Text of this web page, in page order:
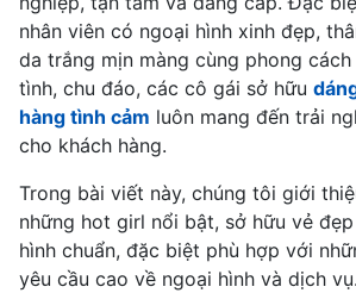
nhân viên có ngoại hình xinh đẹp,
da trắng mịn màng cùng phong
tình, chu đáo, các cô gái sở hữu
hàng tình cảm luôn mang đến trải
cho khách hàng.
Trong bài viết này, chúng tôi giới
những hot girl nổi bật, sở hữu vẻ
hình chuẩn, đặc biệt phù hợp với
yêu cầu cao về ngoại hình và dịch vụ.